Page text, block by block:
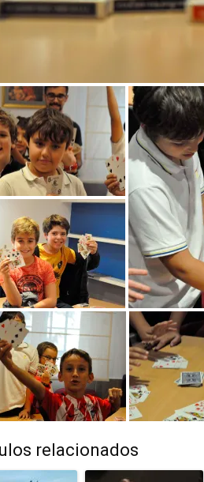
relacionados